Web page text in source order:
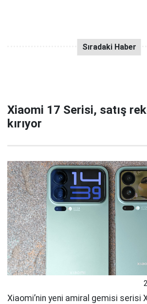
Xiaomi 17 Serisi, satış
kırıyor
Xiaomi’nin yeni amiral gemisi serisi